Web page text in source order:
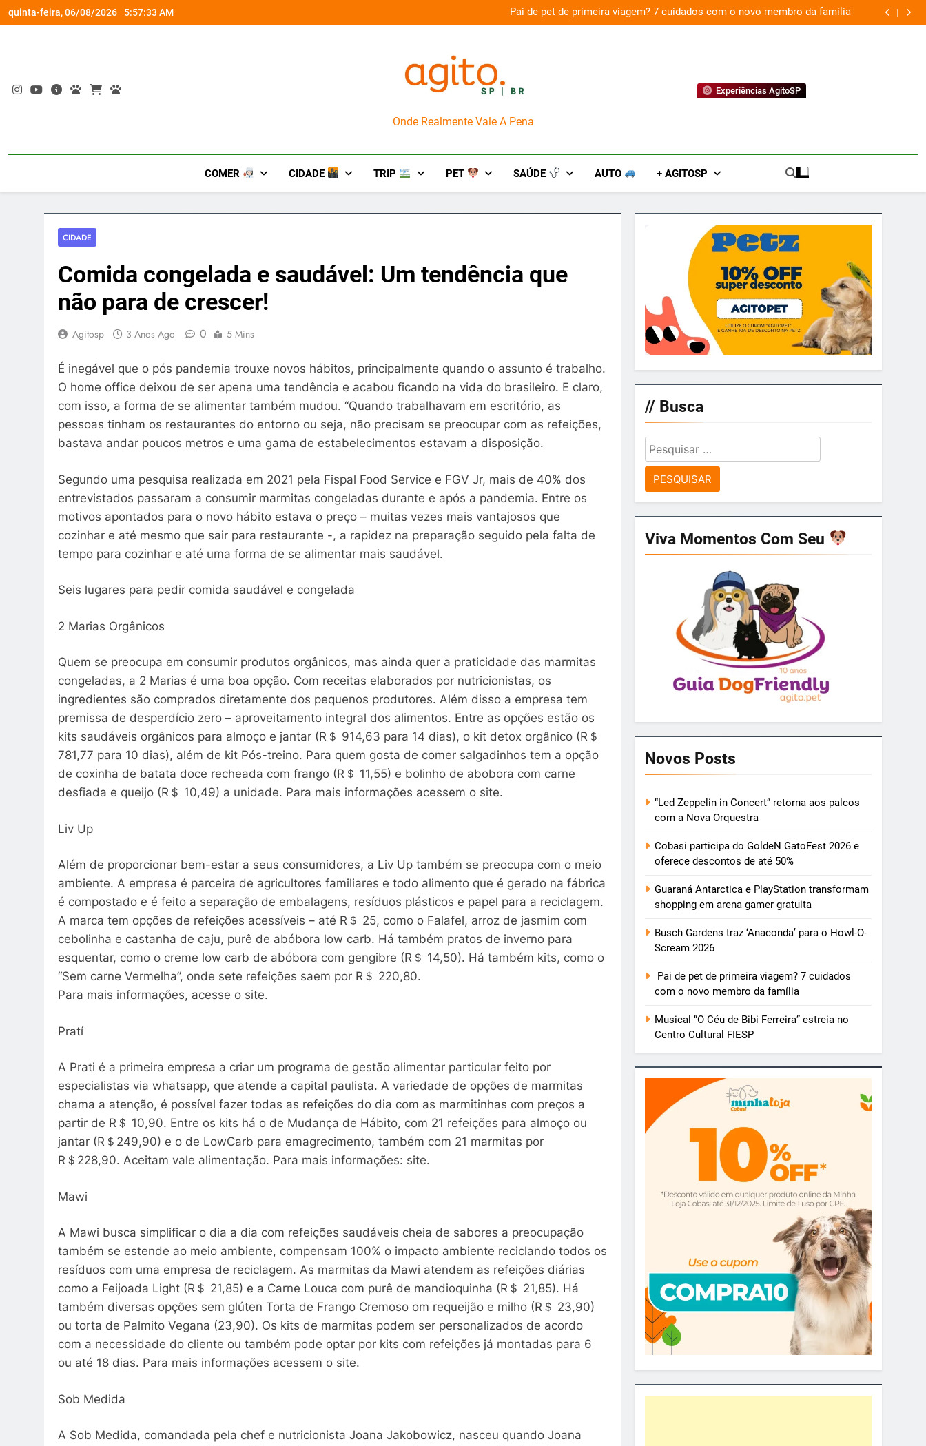
Skip
to
quinta-feira, 06/08/2026 5:57:34 AM
gamer gratuita Pai de pet de primeira viagem? 7 cuidados com o novo membro da família
AgitoSP
Onde Realmente Vale A Pena
Experiências AgitoSP
COMER CIDADE TRIP PET SAÚDE AUTO + AGITOSP
CIDADE
Comida congelada e saudável: Um tendência que
não para de crescer!
Agitosp 3 Anos Ago 0 5 Mins
É inegável que o pós pandemia trouxe novos hábitos, principalmente quando o assunto é trabalho.
O home office deixou de ser apena uma tendência e acabou ficando na vida do brasileiro. E claro,
com isso, a forma de se alimentar também mudou. “Quando trabalhavam em escritório, as
pessoas tinham os restaurantes do entorno ou seja, não precisam se preocupar com as refeições,
bastava andar poucos metros e uma gama de estabelecimentos estavam a disposição.
Segundo uma pesquisa realizada em 2021 pela Fispal Food Service e FGV Jr, mais de 40% dos
entrevistados passaram a consumir marmitas congeladas durante e após a pandemia. Entre os
motivos apontados para o novo hábito estava o preço – muitas vezes mais vantajosos que
cozinhar e até mesmo que sair para restaurante -, a rapidez na preparação seguido pela falta de
tempo para cozinhar e até uma forma de se alimentar mais saudável.
Seis lugares para pedir comida saudável e congelada
2 Marias Orgânicos
Quem se preocupa em consumir produtos orgânicos, mas ainda quer a praticidade das marmitas
congeladas, a 2 Marias é uma boa opção. Com receitas elaborados por nutricionistas, os
ingredientes são comprados diretamente dos pequenos produtores. Além disso a empresa tem
premissa de desperdício zero – aproveitamento integral dos alimentos. Entre as opções estão os
kits saudáveis orgânicos para almoço e jantar (R＄ 914,63 para 14 dias), o kit detox orgânico (R＄
781,77 para 10 dias), além de kit Pós-treino. Para quem gosta de comer salgadinhos tem a opção
de coxinha de batata doce recheada com frango (R＄ 11,55) e bolinho de abobora com carne
desfiada e queijo (R＄ 10,49) a unidade. Para mais informações acessem o site.
Liv Up
Além de proporcionar bem-estar a seus consumidores, a Liv Up também se preocupa com o meio
ambiente. A empresa é parceira de agricultores familiares e todo alimento que é gerado na fábrica
é compostado e é feito a separação de embalagens, resíduos plásticos e papel para a reciclagem.
A marca tem opções de refeições acessíveis – até R＄ 25, como o Falafel, arroz de jasmim com
cebolinha e castanha de caju, purê de abóbora low carb. Há também pratos de inverno para
esquentar, como o creme low carb de abóbora com gengibre (R＄ 14,50). Há também kits, como o
“Sem carne Vermelha”, onde sete refeições saem por R＄ 220,80.
Para mais informações, acesse o site.
Pratí
A Prati é a primeira empresa a criar um programa de gestão alimentar particular feito por
especialistas via whatsapp, que atende a capital paulista. A variedade de opções de marmitas
chama a atenção, é possível fazer todas as refeições do dia com as marmitinhas com preços a
partir de R＄ 10,90. Entre os kits há o de Mudança de Hábito, com 21 refeições para almoço ou
jantar (R＄249,90) e o de LowCarb para emagrecimento, também com 21 marmitas por
R＄228,90. Aceitam vale alimentação. Para mais informações: site.
Mawi
A Mawi busca simplificar o dia a dia com refeições saudáveis cheia de sabores a preocupação
também se estende ao meio ambiente, compensam 100% o impacto ambiente reciclando todos os
resíduos com uma empresa de reciclagem. As marmitas da Mawi atendem as refeições diárias
como a Feijoada Light (R＄ 21,85) e a Carne Louca com purê de mandioquinha (R＄ 21,85). Há
também diversas opções sem glúten Torta de Frango Cremoso om requeijão e milho (R＄ 23,90)
ou torta de Palmito Vegana (23,90). Os kits de marmitas podem ser personalizados de acordo
com a necessidade do cliente ou também pode optar por kits com refeições já montadas para 6
ou até 18 dias. Para mais informações acessem o site.
Sob Medida
A Sob Medida, comandada pela chef e nutricionista Joana Jakobowicz, nasceu quando Joana
// Busca
Pesquisar
por:
Viva Momentos Com Seu
Novos Posts
“Led Zeppelin in Concert” retorna aos palcos
com a Nova Orquestra
Cobasi participa do GoldeN GatoFest 2026 e
oferece descontos de até 50%
Guaraná Antarctica e PlayStation transformam
shopping em arena gamer gratuita
Busch Gardens traz ‘Anaconda’ para o Howl-O-
Scream 2026
Pai de pet de primeira viagem? 7 cuidados
com o novo membro da família
Musical “O Céu de Bibi Ferreira” estreia no
Centro Cultural FIESP